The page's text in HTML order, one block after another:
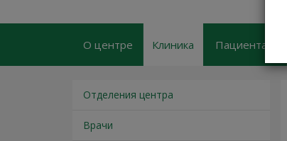
О центре Клиника Пациентам
Отделения центра
Врачи